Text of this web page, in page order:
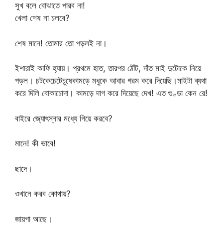
সুখ বলে বোঝাতে পারব না!
খেলা শেষ না চলবে?
শেষ মানে! তোমার তো পড়লই না।
ইশারাই কাফি হ্যায়। প্রথমে হাত, তারপর ঠোঁট, দাঁত মাই দুটোকে নিয়ে
পড়ল। চটকেচেটেচুষেকামড়ে মধুকে আবার গরম করে দিয়েছি।মাইটা ব্যথা
করে দিলি বোকাচোদা। কামড়ে দাগ করে দিয়েছে দেখ! এত গুণ্ডা কেন রে!
বাইরে জ্যোৎস্নার মধ্যে গিয়ে করবে?
মানে! কী ভাবে!
ছাদে।
ওখানে করব কোথায়?
জায়গা আছে।